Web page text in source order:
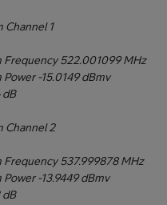
Channel 1
Frequency 522.001099 MHz
-15.0149 dBmv
dB
Channel 2
Frequency 537.999878 MHz
-13.9449 dBmv
dB